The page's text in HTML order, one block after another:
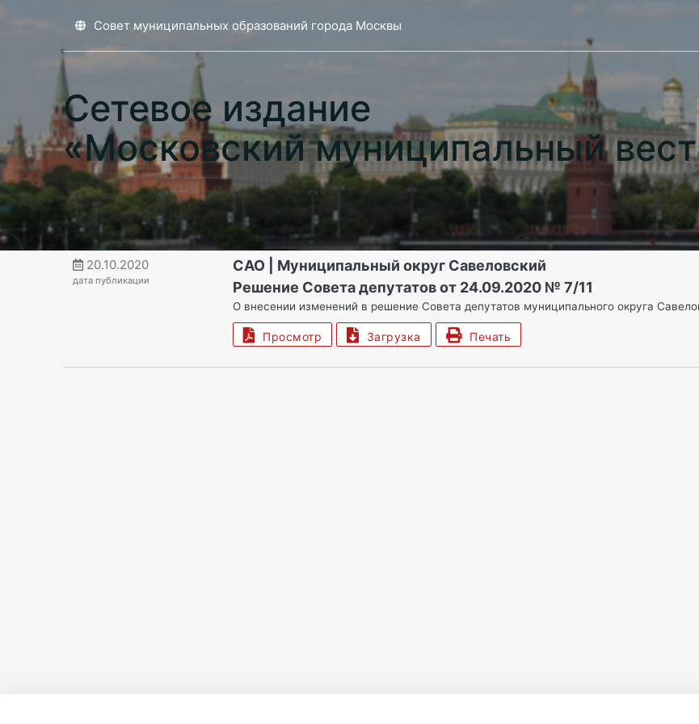
Совет муниципальных образований города Москвы
Сетевое издание
«Московский муниципальный
20.10.2020
дата публикации
САО | Муниципальный округ Савеловский
Решение Совета депутатов от 24.09.2020 № 7/11
О внесении изменений в решение Совета депутатов муниципального округа
Просмотр Загрузка Печать